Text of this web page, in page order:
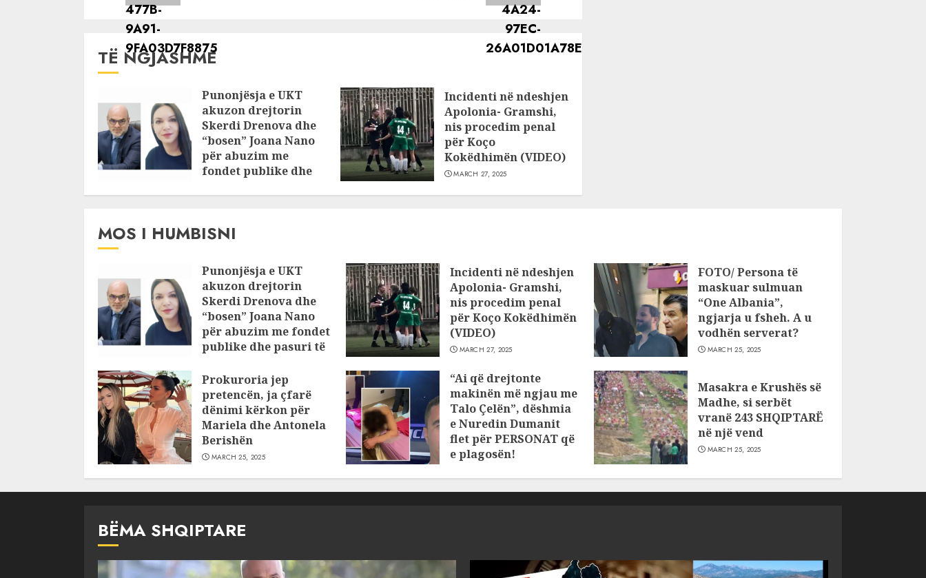
TË NGJASHME
Punonjësja e UKT
akuzon drejtorin
Skerdi Drenova dhe
“bosen” Joana Nano
për abuzim me
fondet publike dhe
Incidenti në ndeshjen
Apolonia- Gramshi,
nis procedim penal
për Koço
Kokëdhimën (VIDEO)
MARCH 27, 2025
MOS I HUMBISNI
Punonjësja e UKT
akuzon drejtorin
Skerdi Drenova dhe
“bosen” Joana Nano
për abuzim me fondet
publike dhe pasuri të
JULY 24, 2025
Incidenti në ndeshjen
Apolonia- Gramshi,
nis procedim penal
për Koço Kokëdhimën
(VIDEO)
MARCH 27, 2025
FOTO/ Persona të
maskuar sulmuan
“One Albania”,
ngjarja u fsheh. A u
vodhën serverat?
MARCH 25, 2025
Prokuroria jep
pretencën, ja çfarë
dënimi kërkon për
Mariela dhe Antonela
Berishën
MARCH 25, 2025
“Ai që drejtonte
makinën më ngjau me
Talo Çelën”, dëshmia
e Nuredin Dumanit
flet për PERSONAT që
e plagosën!
Masakra e Krushës së
Madhe, si serbët
vranë 243 SHQIPTARË
në një vend
MARCH 25, 2025
BËMA SHQIPTARE